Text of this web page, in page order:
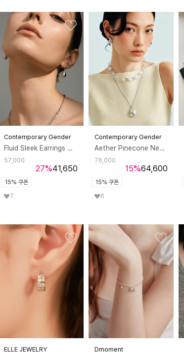
Contemporary Gender
Fluid Sleek Earrings 플루이드 슬릭 이어링
27%
57,000
41,650
15% 쿠폰
7
Contemporary Gender
Aether Pinecone Necklace 에테르 파인콘 네크리스
15%
76,000
64,600
15% 쿠폰
6
ELLE JEWELRY Dmoment